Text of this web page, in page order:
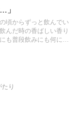
」
頃からずっと飲んでい
んだ時の香ばしい香り
も普段飲みにも何にで
り